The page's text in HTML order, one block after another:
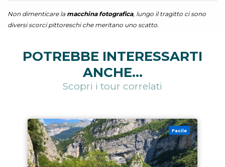
Non dimenticare la macchina fotografica, lungo il tragitto ci sono
diversi scorci pittoreschi che meritano uno scatto.
POTREBBE INTERESSARTI
ANCHE...
Scopri i tour correlati
Facile